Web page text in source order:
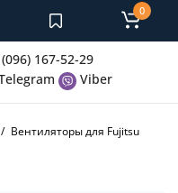
167-52-29
Viber
0
Вентиляторы для Fujitsu